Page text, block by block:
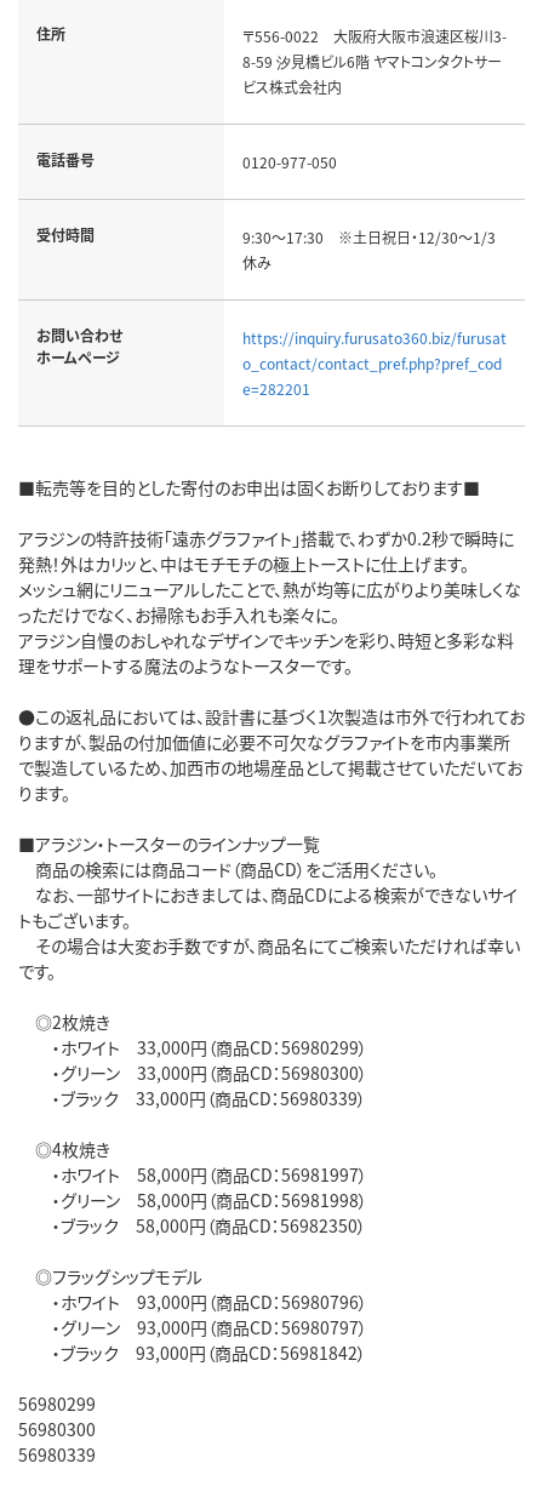
住所
〒556-0022 大阪府大阪市浪速区桜川3-
8-59 汐見橋ビル6階 ヤマトコンタクトサー
ビス株式会社内
電話番号 0120-977-050
受付時間
9:30～17:30 ※土日祝日・12/30～1/3
休み
お問い合わせ
ホームページ
https://inquiry.furusato360.biz/furusat
o_contact/contact_pref.php?pref_cod
e=282201
■転売等を目的とした寄付のお申出は固くお断りしております■
アラジンの特許技術「遠赤グラファイト」搭載で、わずか0.2秒で瞬時に
発熱！外はカリッと、中はモチモチの極上トーストに仕上げます。
メッシュ網にリニューアルしたことで、熱が均等に広がりより美味しくな
っただけでなく、お掃除もお手入れも楽々に。
アラジン自慢のおしゃれなデザインでキッチンを彩り、時短と多彩な料
理をサポートする魔法のようなトースターです。
●この返礼品においては、設計書に基づく1次製造は市外で行われてお
りますが、製品の付加価値に必要不可欠なグラファイトを市内事業所
で製造しているため、加西市の地場産品として掲載させていただいてお
ります。
■アラジン・トースターのラインナップ一覧
商品の検索には商品コード（商品CD）をご活用ください。
なお、一部サイトにおきましては、商品CDによる検索ができないサイ
トもございます。
その場合は大変お手数ですが、商品名にてご検索いただければ幸い
です。
◎2枚焼き
・ホワイト 33,000円（商品CD：56980299）
・グリーン 33,000円（商品CD：56980300）
・ブラック 33,000円（商品CD：56980339）
◎4枚焼き
・ホワイト 58,000円（商品CD：56981997）
・グリーン 58,000円（商品CD：56981998）
・ブラック 58,000円（商品CD：56982350）
◎フラッグシップモデル
・ホワイト 93,000円（商品CD：56980796）
・グリーン 93,000円（商品CD：56980797）
・ブラック 93,000円（商品CD：56981842）
56980299
56980300
56980339